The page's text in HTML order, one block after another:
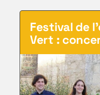
Festival de
Vert :